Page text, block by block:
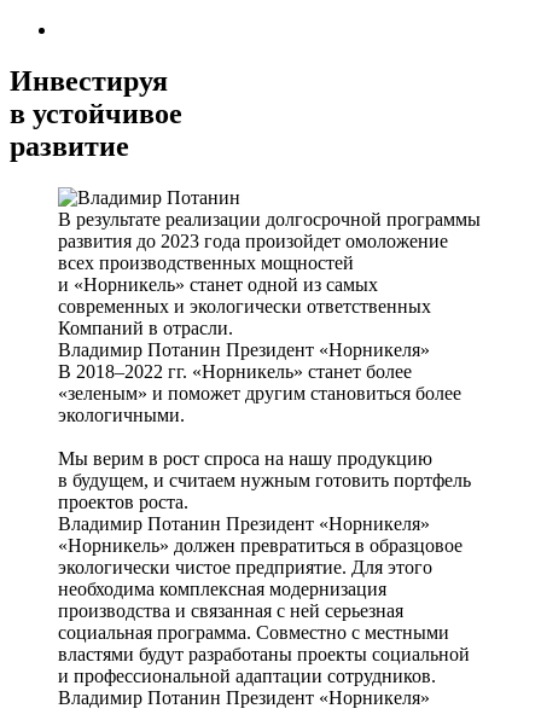
Инвестируя
в устойчивое
развитие
В результате реализации долгосрочной программы
развития до 2023 года произойдет омоложение
всех производственных мощностей
и «Норникель» станет одной из самых
современных и экологически ответственных
Компаний в отрасли.
Владимир Потанин Президент «Норникеля»
В 2018–2022 гг. «Норникель» станет более
«зеленым» и поможет другим становиться более
экологичными.
Мы верим в рост спроса на нашу продукцию
в будущем, и считаем нужным готовить портфель
проектов роста.
Владимир Потанин Президент «Норникеля»
«Норникель» должен превратиться в образцовое
экологически чистое предприятие. Для этого
необходима комплексная модернизация
производства и связанная с ней серьезная
социальная программа. Совместно с местными
властями будут разработаны проекты социальной
и профессиональной адаптации сотрудников.
Владимир Потанин Президент «Норникеля»